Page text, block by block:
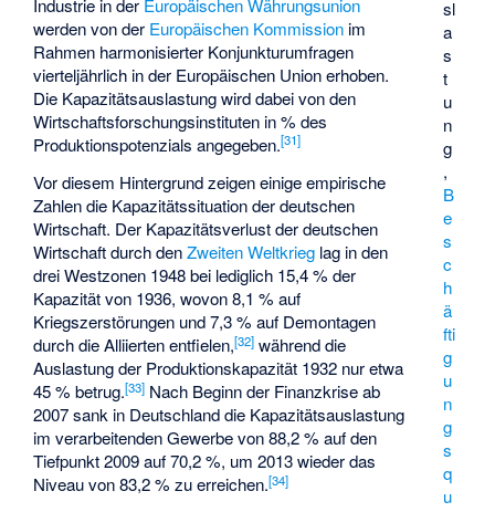
sl
a
s
t
u
n
g
,
B
e
s
c
h
ä
fti
g
u
n
g
s
q
u
Industrie in der Europäischen Währungsunion
werden von der Europäischen Kommission im
Rahmen harmonisierter Konjunkturumfragen
vierteljährlich in der Europäischen Union erhoben.
Die Kapazitätsauslastung wird dabei von den
Wirtschaftsforschungsinstituten in % des
Produktionspotenzials angegeben.[31]
Vor diesem Hintergrund zeigen einige empirische
Zahlen die Kapazitätssituation der deutschen
Wirtschaft. Der Kapazitätsverlust der deutschen
Wirtschaft durch denZweiten Weltkrieg lag in den
drei Westzonen 1948 bei lediglich 15,4 % der
Kapazität von 1936, wovon 8,1 % auf
Kriegszerstörungen und 7,3 % auf Demontagen
durch die Alliierten entfielen,[32] während die
Auslastung der Produktionskapazität 1932 nur etwa
45 % betrug.[33] Nach Beginn der Finanzkrise ab
2007sank in Deutschland die Kapazitätsauslastung
im verarbeitenden Gewerbe von 88,2 % auf den
Tiefpunkt 2009 auf 70,2 %, um 2013 wieder das
Niveau von 83,2 % zu erreichen.[34]